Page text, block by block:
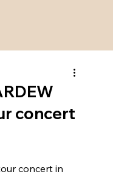
concert
concert in